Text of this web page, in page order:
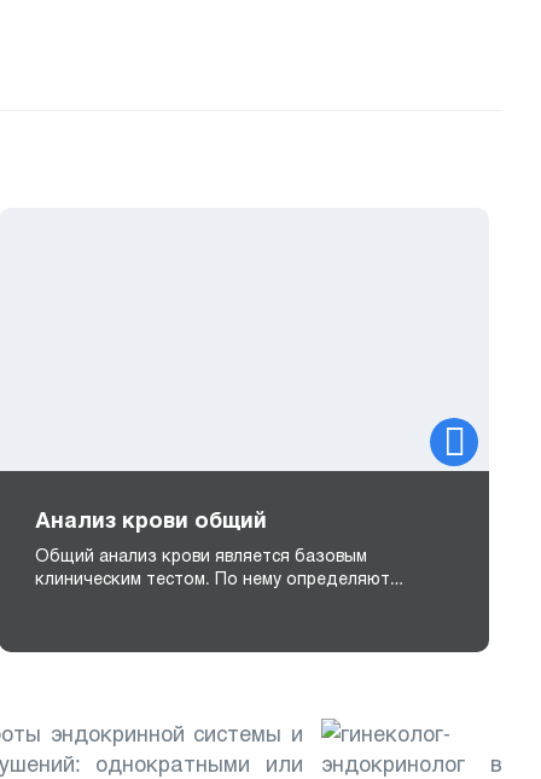
Анализ крови общий
Общий анализ крови является базовым
клиническим тестом. По нему определяют…
эндокринной системы и
однократными или